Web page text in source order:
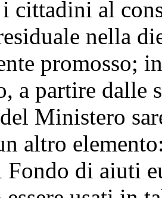
cittadini al
nella
promosso;
a partire dalle
Ministero
altro
Fondo di aiuti